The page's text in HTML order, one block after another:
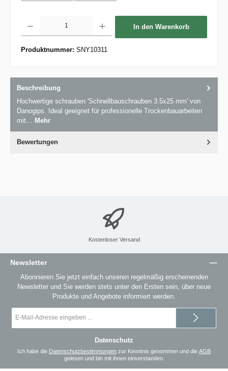
In den Warenkorb
Produktnummer: SNY10311
Beschreibung
Hochwertige schrauben 'Schnellbauschrauben 3.5x25 mm' von
Danogips. Ideal geeignet für professionelle Trockenbauarbeiten
mit… Mehr
Bewertungen
Kostenloser Versand
Newsletter
Abonnieren Sie jetzt einfach unseren regelmäßig erscheinenden
Newsletter und Sie werden stets unter den Ersten sein, über neue
Produkte und Angebote informiert werden.
Mail-
Datenschutz
Ich habe die Datenschutzbestimmungen zur Kenntnis genommen und die AGB
gelesen und bin mit ihnen einverstanden.